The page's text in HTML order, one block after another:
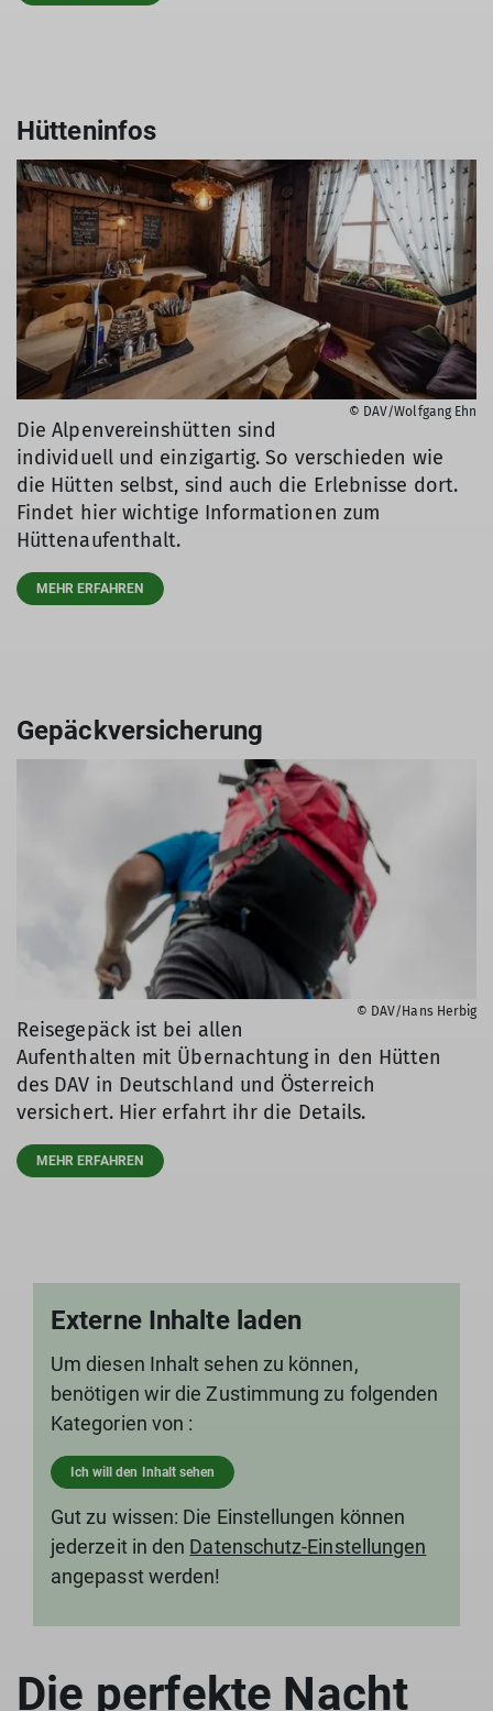
Hütteninfos
© DAV/Wolfgang Ehn
Die Alpenvereinshütten sind
individuell und einzigartig. So verschieden wie
die Hütten selbst, sind auch die Erlebnisse dort.
Findet hier wichtige Informationen zum
Hüttenaufenthalt.
MEHR ERFAHREN
Gepäckversicherung
© DAV/Hans Herbig
Reisegepäck ist bei allen
Aufenthalten mit Übernachtung in den Hütten
des DAV in Deutschland und Österreich
versichert. Hier erfahrt ihr die Details.
MEHR ERFAHREN
Externe Inhalte laden
Um diesen Inhalt sehen zu können,
benötigen wir die Zustimmung zu folgenden
Kategorien von :
Ich will den Inhalt sehen
Gut zu wissen: Die Einstellungen können
jederzeit in den Datenschutz-Einstellungen
angepasst werden!
Die perfekte Nacht